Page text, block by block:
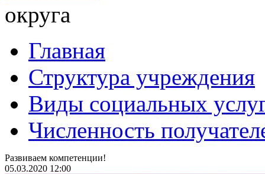
округа
Главная
Структура учреждения
Виды социальных
Численность
Развиваем компетенции!
05.03.2020 12:00